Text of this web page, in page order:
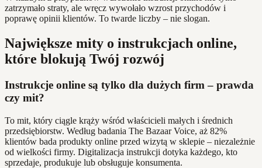
zatrzymało straty, ale wręcz wywołało wzrost przychodów i
poprawę opinii klientów. To twarde liczby – nie slogan.
Największe mity o instrukcjach online,
które blokują Twój rozwój
Instrukcje online są tylko dla dużych firm – prawda
czy mit?
To mit, który ciągle krąży wśród właścicieli małych i średnich
przedsiębiorstw. Według badania The Bazaar Voice, aż 82%
klientów bada produkty online przed wizytą w sklepie – niezależnie
od wielkości firmy. Digitalizacja instrukcji dotyka każdego, kto
sprzedaje, produkuje lub obsługuje konsumenta.